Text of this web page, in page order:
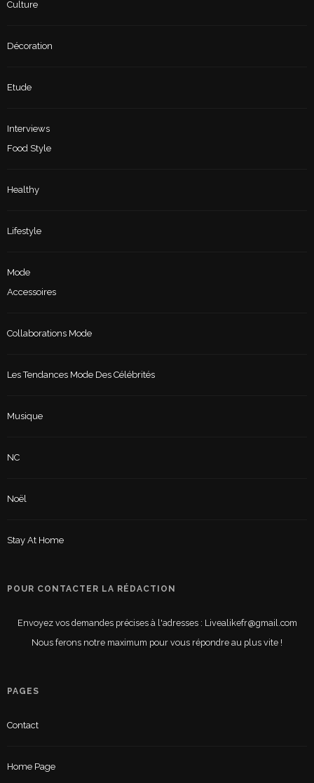
Culture
Décoration
Etude
Interviews
Food Style
Healthy
Lifestyle
Mode
Accessoires
Collaborations Mode
Les Tendances Mode Des Célébrités
Musique
NC
Noël
Stay At Home
POUR CONTACTER LA RÉDACTION
Envoyez vos demandes précises à l'adresses : Livealikefr@gmail.com
Nous ferons notre maximum pour vous répondre au plus vite !
PAGES
Contact
Home Page